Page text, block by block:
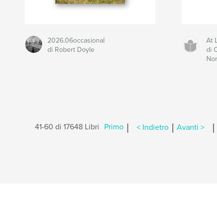
2026.06occasional
di Robert Doyle
At
di
41-60 di 17648 Libri Primo < Indietro Avanti >